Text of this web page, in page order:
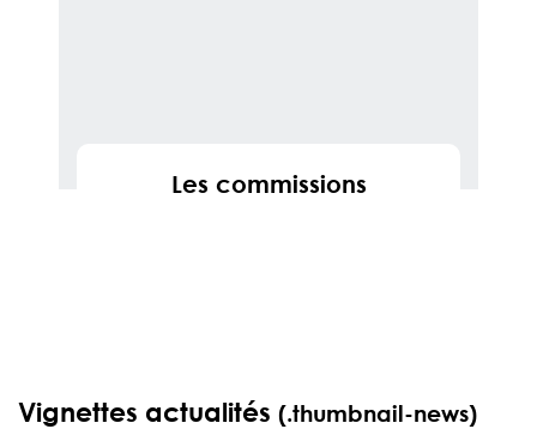
Les commissions
Vignettes actualités (.thumbnail-news)